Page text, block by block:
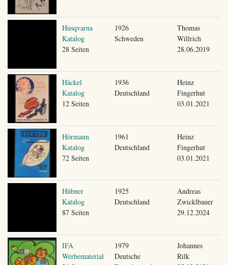
Husqvarna
Katalog
28 Seiten
1926
Schweden
Thomas
Willrich
28.06.2019
Häckel
Katalog
12 Seiten
1936
Deutschland
Heinz
Fingerhut
03.01.2021
Hörmann
Katalog
72 Seiten
1961
Deutschland
Heinz
Fingerhut
03.01.2021
Hübner
Katalog
87 Seiten
1925
Deutschland
Andreas
Zwicklbauer
29.12.2024
IFA
Werbematerial
1979
Deutsche
Johannes
Rilk